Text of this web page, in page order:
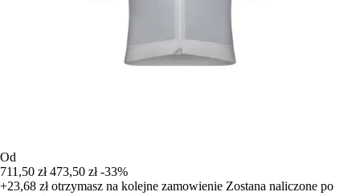
Od
711,50 zł 473,50 zł -33%
+23,68 złotrzymasz na kolejne zamowienie Zostana naliczone po